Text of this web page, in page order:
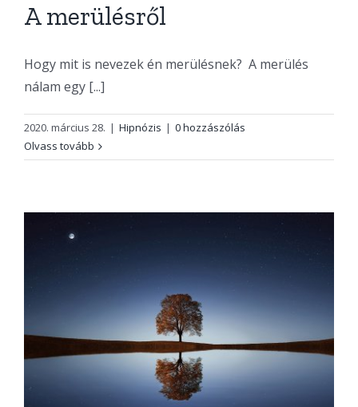
A merülésről
Hogy mit is nevezek én merülésnek? A merülés
nálam egy [...]
2020. március 28. | Hipnózis | 0 hozzászólás
Olvass tovább